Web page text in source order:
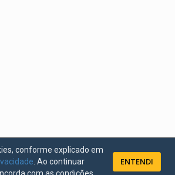
conforme explicado em
. Ao continuar
ENTENDI